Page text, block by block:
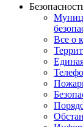
Все о